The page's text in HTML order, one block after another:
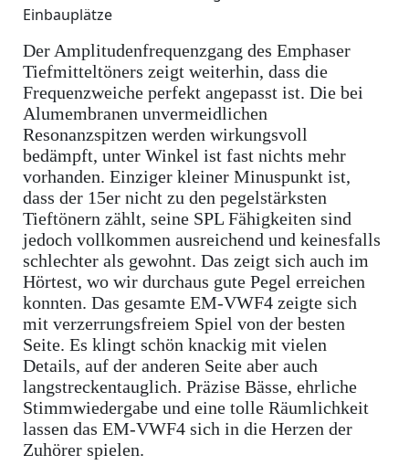
Einbauplätze
Der Amplitudenfrequenzgang des Emphaser
Tiefmitteltöners zeigt weiterhin, dass die
Frequenzweiche perfekt angepasst ist. Die bei
Alumembranen unvermeidlichen
Resonanzspitzen werden wirkungsvoll
bedämpft, unter Winkel ist fast nichts mehr
vorhanden. Einziger kleiner Minuspunkt ist,
dass der 15er nicht zu den pegelstärksten
Tieftönern zählt, seine SPL Fähigkeiten sind
jedoch vollkommen ausreichend und keinesfalls
schlechter als gewohnt. Das zeigt sich auch im
Hörtest, wo wir durchaus gute Pegel erreichen
konnten. Das gesamte EM-VWF4 zeigte sich
mit verzerrungsfreiem Spiel von der besten
Seite. Es klingt schön knackig mit vielen
Details, auf der anderen Seite aber auch
langstreckentauglich. Präzise Bässe, ehrliche
Stimmwiedergabe und eine tolle Räumlichkeit
lassen das EM-VWF4 sich in die Herzen der
Zuhörer spielen.